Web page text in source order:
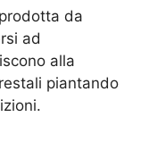
prodotta da
ad
alla
piantando